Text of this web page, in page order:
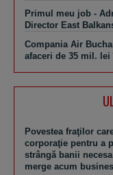
Primul meu job -
Director East
Compania Air
afaceri de 35 mil.
Povestea fraţilor
corporaţie pentru a
strângă banii
merge acum